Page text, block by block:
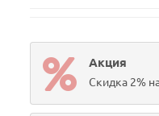
Акция
Скидка 2%